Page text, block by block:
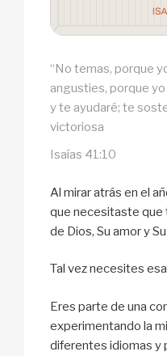
“No temas, porque
angusties, porque
y te ayudaré; te
victoriosa
Isaías 41:10
Al mirar atrás en el
que necesitaste que
de Dios, Su amor y
Tal vez necesites
Eres parte de una
experimentando la
diferentes idiomas y